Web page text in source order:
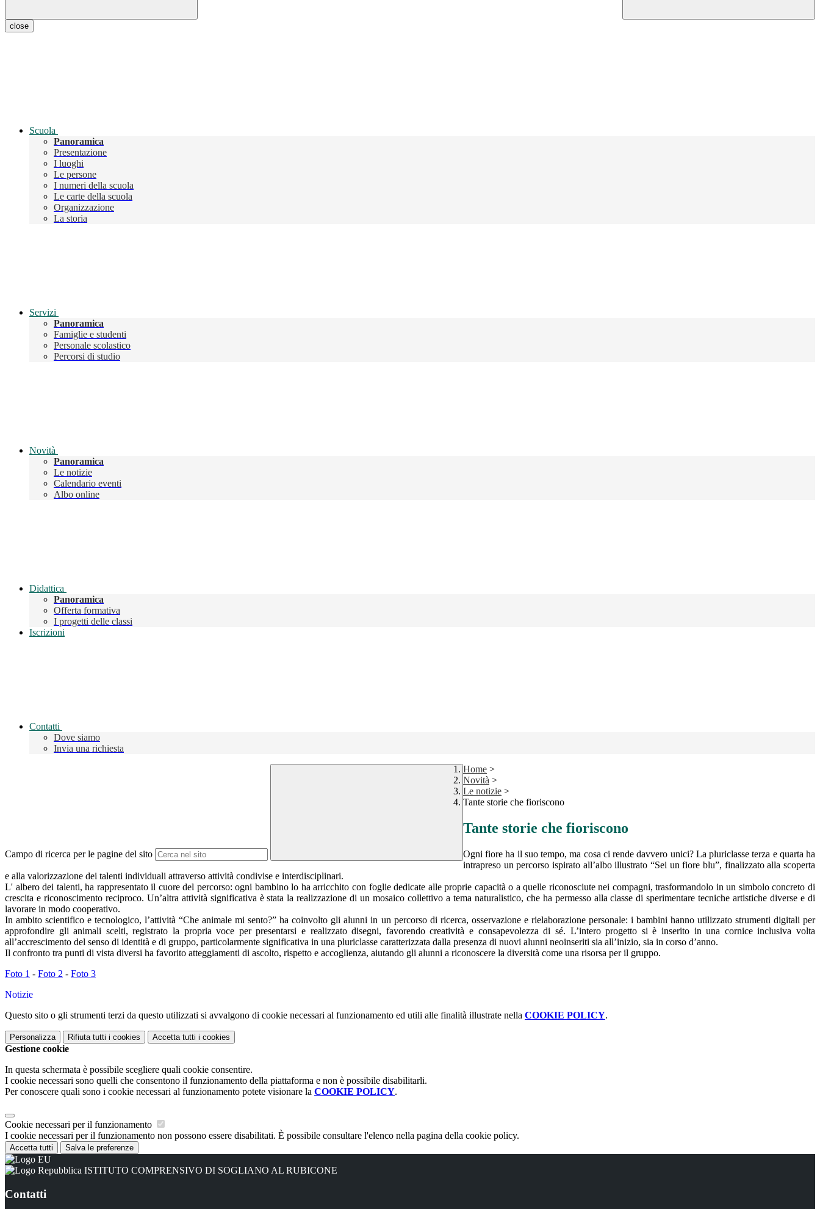
close
Scuola
Panoramica
Presentazione
I luoghi
Le persone
I numeri della scuola
Le carte della scuola
Organizzazione
La storia
Servizi
Panoramica
Famiglie e studenti
Personale scolastico
Percorsi di studio
Novità
Panoramica
Le notizie
Calendario eventi
Albo online
Didattica
Panoramica
Offerta formativa
I progetti delle classi
Iscrizioni
Contatti
Dove siamo
Invia una richiesta
Campo di ricerca per le pagine del sito
Home >
Novità >
Le notizie >
Tante storie che fioriscono
Tante storie che fioriscono
Ogni fiore ha il suo tempo, ma cosa ci rende davvero unici? La pluriclasse terza e quarta ha
intrapreso un percorso ispirato all’albo illustrato “Sei un fiore blu”, finalizzato alla scoperta
e alla valorizzazione dei talenti individuali attraverso attività condivise e interdisciplinari.
L' albero dei talenti, ha rappresentato il cuore del percorso: ogni bambino lo ha arricchito con foglie dedicate alle proprie capacità o a quelle riconosciute nei compagni, trasformandolo in un simbolo concreto di
crescita e riconoscimento reciproco. Un’altra attività significativa è stata la realizzazione di un mosaico collettivo a tema naturalistico, che ha permesso alla classe di sperimentare tecniche artistiche diverse e di
lavorare in modo cooperativo.
In ambito scientifico e tecnologico, l’attività “Che animale mi sento?” ha coinvolto gli alunni in un percorso di ricerca, osservazione e rielaborazione personale: i bambini hanno utilizzato strumenti digitali per
approfondire gli animali scelti, registrato la propria voce per presentarsi e realizzato disegni, favorendo creatività e consapevolezza di sé. L’intero progetto si è inserito in una cornice inclusiva volta
all’accrescimento del senso di identità e di gruppo, particolarmente significativa in una pluriclasse caratterizzata dalla presenza di nuovi alunni neoinseriti sia all’inizio, sia in corso d’anno.
Il confronto tra punti di vista diversi ha favorito atteggiamenti di ascolto, rispetto e accoglienza, aiutando gli alunni a riconoscere la diversità come una risorsa per il gruppo.
Foto 1 - Foto 2 - Foto 3
Notizie
Questo sito o gli strumenti terzi da questo utilizzati si avvalgono di cookie necessari al funzionamento ed utili alle finalità illustrate nella COOKIE POLICY.
Personalizza Rifiuta tutti i cookies Accetta tutti i cookies
Gestione cookie
In questa schermata è possibile scegliere quali cookie consentire.
I cookie necessari sono quelli che consentono il funzionamento della piattaforma e non è possibile disabilitarli.
Per conoscere quali sono i cookie necessari al funzionamento potete visionare la COOKIE POLICY.
Cookie necessari per il funzionamento
I cookie necessari per il funzionamento non possono essere disabilitati. È possibile consultare l'elenco nella pagina della cookie policy.
Accetta tutti Salva le preferenze
ISTITUTO COMPRENSIVO DI SOGLIANO AL RUBICONE
Contatti